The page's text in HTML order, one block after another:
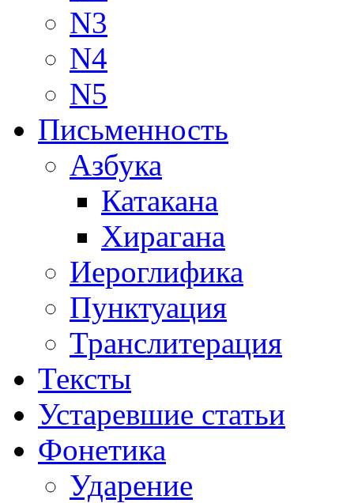
N3
N4
N5
Письменность
Азбука
Катакана
Хирагана
Иероглифика
Пунктуация
Транслитерация
Тексты
Устаревшие статьи
Фонетика
Ударение